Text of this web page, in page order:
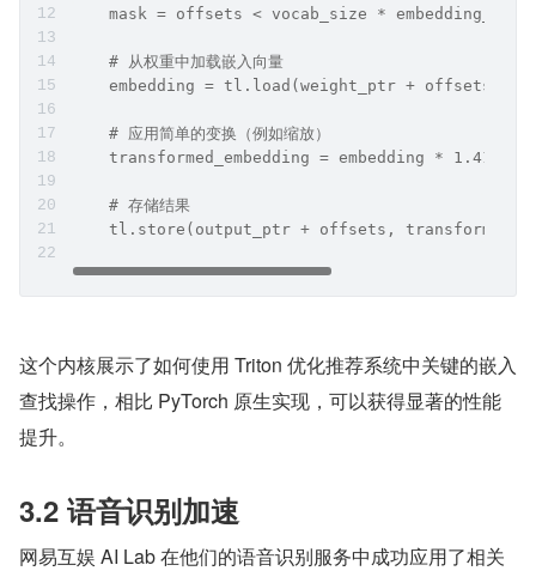
    mask = offsets < vocab_size * embedding_dim
    # 从权重中加载嵌入向量
embedding = tl.load(weight_ptr + offsets,
    # 应用简单的变换（例如缩放）
    transformed_embedding = embedding * 1.414
    # 存储结果
tl.store(output_ptr + offsets,
这个内核展示了如何使用 Triton 优化推荐系统中关键的嵌入
查找操作，相比 PyTorch 原生实现，可以获得显著的性能
提升。
3.2 语音识别加速
网易互娱 AI Lab 在他们的语音识别服务中成功应用了相关